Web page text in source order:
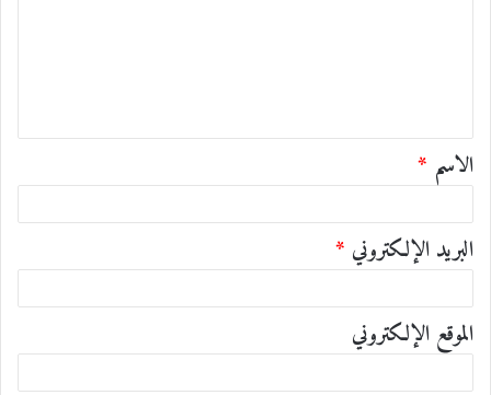
ق
*
الاسم *
البريد الإلكتروني *
الموقع الإلكتروني